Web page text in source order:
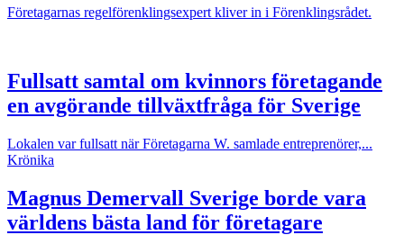
Företagarnas regelförenklingsexpert kliver in i Förenklingsrådet.
Fullsatt samtal om kvinnors företagande
en avgörande tillväxtfråga för Sverige
Lokalen var fullsatt när Företagarna W. samlade entreprenörer,...
Krönika
Magnus Demervall Sverige borde vara
världens bästa land för företagare